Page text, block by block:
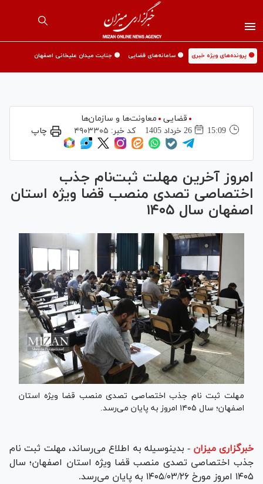
🟡 پرونده‌های ویژه خبری 🟡 سامانه‌های قضایی 🟡 جنایت میدان علیخانی اصفهان
قضایی
معاونت‌ها و سازمان‌ها
15:09
26 خرداد 1405 کد خبر: ۴۹۰۳۳۰۵ چاپ
امروز آخرین مهلت ثبت‌نام جذب
اختصاصی تصدی منصب قضا ویژه استان
اصفهان سال ۱۴۰۵
مهلت ثبت نام جذب اختصاصی تصدی منصب قضا ویژه استان
اصفهان؛ سال ۱۴۰۵ امروز به پایان می‌رسد.
خبرگزاری میزان - بدینوسیله به اطلاع می‌رساند، مهلت ثبت نام
جذب اختصاصی تصدی منصب قضا ویژه استان اصفهان؛ سال
۱۴۰۵ امروز مورخ ۱۴۰۵/۰۳/۲۶ به پایان می‌رسد.